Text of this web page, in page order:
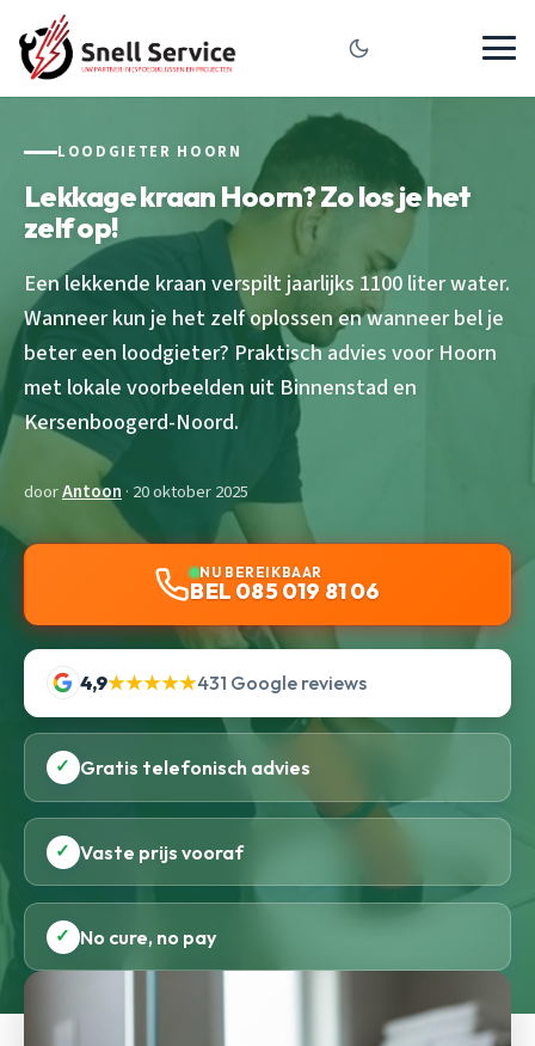
LOODGIETER HOORN
Lekkage kraan Hoorn? Zo los je het
zelf op!
Een lekkende kraan verspilt jaarlijks 1100 liter water.
Wanneer kun je het zelf oplossen en wanneer bel je
beter een loodgieter? Praktisch advies voor Hoorn
met lokale voorbeelden uit Binnenstad en
Kersenboogerd-Noord.
doorAntoon · 20 oktober 2025
NU BEREIKBAAR
BEL 085 019 81 06
4,9★★★★★431 Google reviews
✓ Gratis telefonisch advies
✓ Vaste prijs vooraf
✓ No cure, no pay